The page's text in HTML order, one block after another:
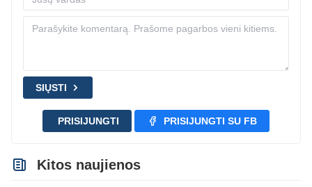
SIŲSTI
PRISIJUNGTI PRISIJUNGTI SU FB
Kitos naujienos